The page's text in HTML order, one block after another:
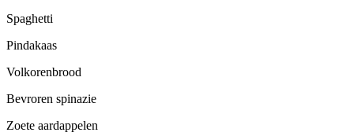
Spaghetti
Pindakaas
Volkorenbrood
Bevroren spinazie
Zoete aardappelen